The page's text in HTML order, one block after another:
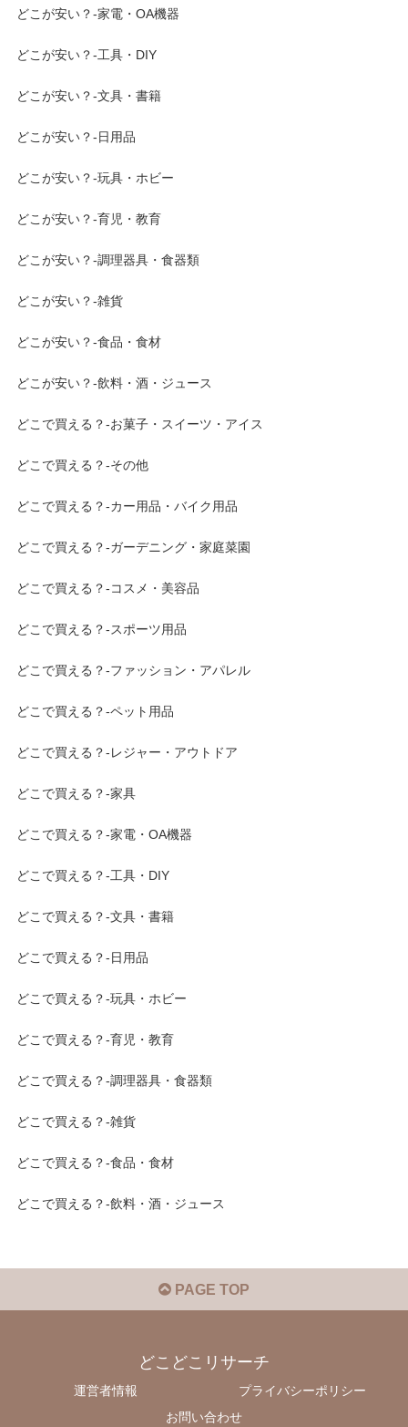
どこが安い？-家電・OA機器
どこが安い？-工具・DIY
どこが安い？-文具・書籍
どこが安い？-日用品
どこが安い？-玩具・ホビー
どこが安い？-育児・教育
どこが安い？-調理器具・食器類
どこが安い？-雑貨
どこが安い？-食品・食材
どこが安い？-飲料・酒・ジュース
どこで買える？-お菓子・スイーツ・アイス
どこで買える？-その他
どこで買える？-カー用品・バイク用品
どこで買える？-ガーデニング・家庭菜園
どこで買える？-コスメ・美容品
どこで買える？-スポーツ用品
どこで買える？-ファッション・アパレル
どこで買える？-ペット用品
どこで買える？-レジャー・アウトドア
どこで買える？-家具
どこで買える？-家電・OA機器
どこで買える？-工具・DIY
どこで買える？-文具・書籍
どこで買える？-日用品
どこで買える？-玩具・ホビー
どこで買える？-育児・教育
どこで買える？-調理器具・食器類
どこで買える？-雑貨
どこで買える？-食品・食材
どこで買える？-飲料・酒・ジュース
PAGE TOP
どこどこリサーチ
運営者情報
プライバシーポリシー
お問い合わせ